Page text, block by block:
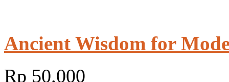
Ancient Wisdom for
Rp 50.000